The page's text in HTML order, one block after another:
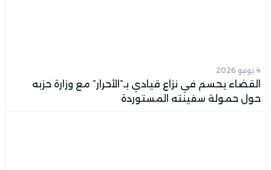
4 يونيو 2026
القضاء يحسم في نزاع قيادي بـ”الأحرار” مع وزارة حزبه
حول حمولة سفينته المستوردة